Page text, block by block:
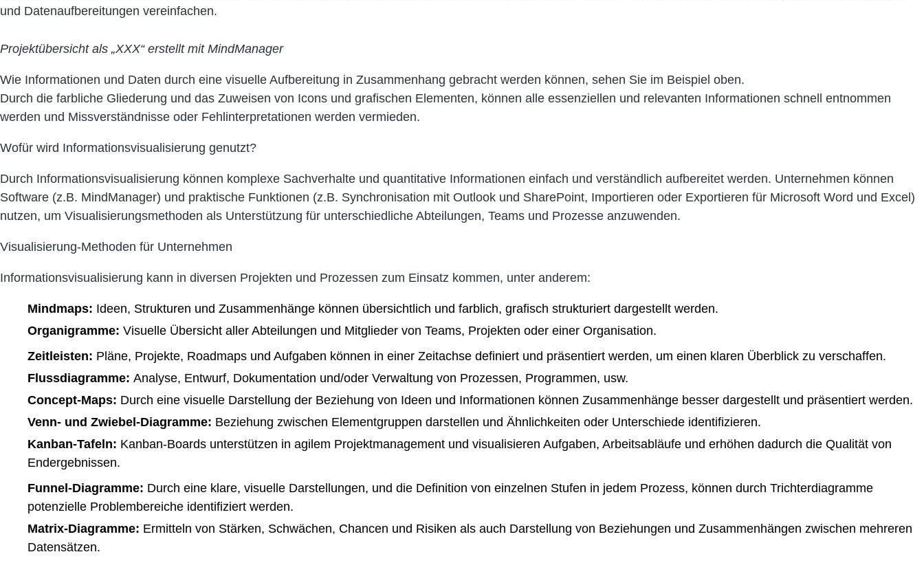
und Datenaufbereitungen vereinfachen.
Projektübersicht als „XXX“ erstellt mit MindManager
Wie Informationen und Daten durch eine visuelle Aufbereitung in Zusammenhang gebracht werden können, sehen Sie im Beispiel oben.
Durch die farbliche Gliederung und das Zuweisen von Icons und grafischen Elementen, können alle essenziellen und relevanten Informationen schnell entnommen
werden und Missverständnisse oder Fehlinterpretationen werden vermieden.
Wofür wird Informationsvisualisierung genutzt?
Durch Informationsvisualisierung können komplexe Sachverhalte und quantitative Informationen einfach und verständlich aufbereitet werden. Unternehmen können
Software (z.B. MindManager) und praktische Funktionen (z.B. Synchronisation mit Outlook und SharePoint, Importieren oder Exportieren für Microsoft Word und Excel)
nutzen, um Visualisierungsmethoden als Unterstützung für unterschiedliche Abteilungen, Teams und Prozesse anzuwenden.
Visualisierung-Methoden für Unternehmen
Informationsvisualisierung kann in diversen Projekten und Prozessen zum Einsatz kommen, unter anderem:
Mindmaps: Ideen, Strukturen und Zusammenhänge können übersichtlich und farblich, grafisch strukturiert dargestellt werden.
Organigramme: Visuelle Übersicht aller Abteilungen und Mitglieder von Teams, Projekten oder einer Organisation.
Zeitleisten: Pläne, Projekte, Roadmaps und Aufgaben können in einer Zeitachse definiert und präsentiert werden, um einen klaren Überblick zu verschaffen.
Flussdiagramme: Analyse, Entwurf, Dokumentation und/oder Verwaltung von Prozessen, Programmen, usw.
Concept-Maps: Durch eine visuelle Darstellung der Beziehung von Ideen und Informationen können Zusammenhänge besser dargestellt und präsentiert werden.
Venn- und Zwiebel-Diagramme: Beziehung zwischen Elementgruppen darstellen und Ähnlichkeiten oder Unterschiede identifizieren.
Kanban-Tafeln: Kanban-Boards unterstützen in agilem Projektmanagement und visualisieren Aufgaben, Arbeitsabläufe und erhöhen dadurch die Qualität von
Endergebnissen.
Funnel-Diagramme: Durch eine klare, visuelle Darstellungen, und die Definition von einzelnen Stufen in jedem Prozess, können durch Trichterdiagramme
potenzielle Problembereiche identifiziert werden.
Matrix-Diagramme: Ermitteln von Stärken, Schwächen, Chancen und Risiken als auch Darstellung von Beziehungen und Zusammenhängen zwischen mehreren
Datensätzen.